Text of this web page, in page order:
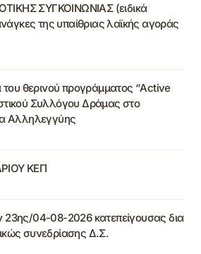
ΣΥΓΚΟΙΝΩΝΙΑΣ (ειδικά
της υπαίθριας λαϊκής αγοράς
θερινού προγράμματος “Active
Συλλόγου Δράμας στο
Αλληλεγγύης
ΚΕΠ
04-08-2026 κατεπείγουσας δια
συνεδρίασης Δ.Σ.